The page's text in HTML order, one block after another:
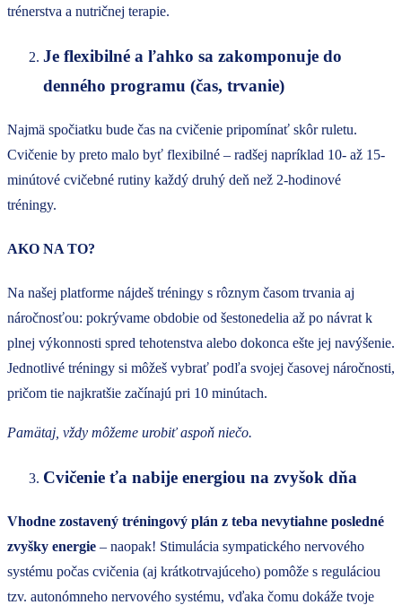
trénerstva a nutričnej terapie.
Je flexibilné a ľahko sa zakomponuje do
denného programu (čas, trvanie)
Najmä spočiatku bude čas na cvičenie pripomínať skôr ruletu.
Cvičenie by preto malo byť flexibilné – radšej napríklad 10- až 15-
minútové cvičebné rutiny každý druhý deň než 2-hodinové
tréningy.
AKO NA TO?
Na našej platforme nájdeš tréningy s rôznym časom trvania aj
náročnosťou: pokrývame obdobie od šestonedelia až po návrat k
plnej výkonnosti spred tehotenstva alebo dokonca ešte jej navýšenie.
Jednotlivé tréningy si môžeš vybrať podľa svojej časovej náročnosti,
pričom tie najkratšie začínajú pri 10 minútach.
Pamätaj, vždy môžeme urobiť aspoň niečo.
Cvičenie ťa nabije energiou na zvyšok dňa
Vhodne zostavený tréningový plán z teba nevytiahne posledné
zvyšky energie – naopak! Stimulácia sympatického nervového
systému počas cvičenia (aj krátkotrvajúceho) pomôže s reguláciou
tzv. autonómneho nervového systému, vďaka čomu dokáže tvoje